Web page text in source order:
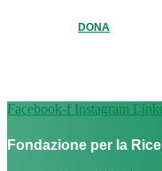
DONA
Facebook-f Instagram
Fondazione per la